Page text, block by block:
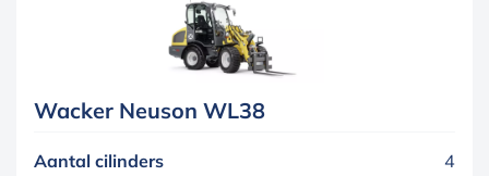
Wacker Neuson WL38
Aantal cilinders
4